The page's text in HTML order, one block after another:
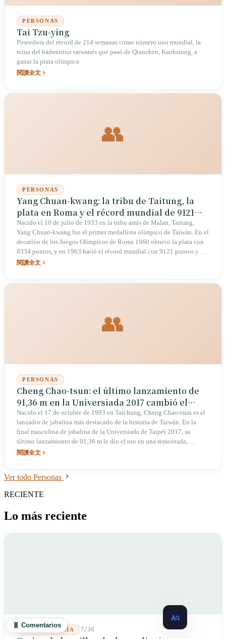
PERSONAS
Tai Tzu-ying
Poseedora del récord de 214 semanas como número uno mundial, la
reina del bádminton taiwanés que pasó de Qianzhen, Kaohsiung, a
ganar la plata olímpica
閱讀全文
👥
PERSONAS
Yang Chuan-kwang: la tribu de Taitung, la
plata en Roma y el récord mundial de 9121
puntos del Hombre de Hierro Asiático
Nacido el 10 de julio de 1933 en la tribu amis de Malan, Taitung,
Yang Chuan-kwang fue el primer medallista olímpico de Taiwán. En el
decatlón de los Juegos Olímpicos de Roma 1960 obtuvo la plata con
8334 puntos, y en 1963 batió el récord mundial con 9121 puntos y un
salto con garrocha de 4,83 metros que obligó a la IAAF a modificar las
閱讀全文
👥
PERSONAS
Cheng Chao-tsun: el último lanzamiento de
91,36 m en la Universiada 2017 cambió el
lanzamiento de jabalina en Asia para
siempre
Nacido el 17 de octubre de 1993 en Taichung, Cheng Chao-tsun es el
lanzador de jabalina más destacado de la historia de Taiwán. En la
final masculina de jabalina de la Universiada de Taipéi 2017, su
último lanzamiento de 91,36 m le dio el oro en una remontada,
estableciendo un récord asiático y convirtiéndose en el primer
Asiático de Atletismo con 86,72 m y la plata en la Liga de Diamante
compitió lesionado del codo derecho y no logró clasificarse a la final.
閱讀全文
Ver todo Personas
RECIENTE
Lo más reciente
GASTRONOMÍA 7/30
🧬 Comentarios